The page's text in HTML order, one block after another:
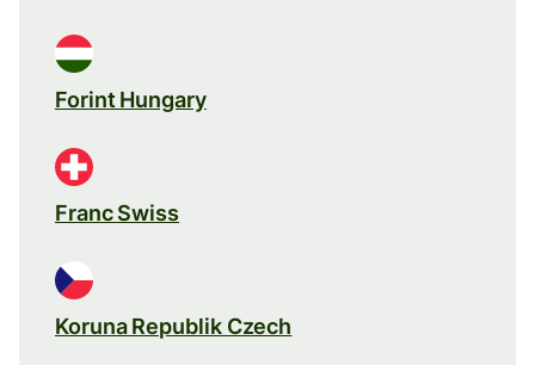
Forint Hungary
Franc Swiss
Koruna Republik Czech